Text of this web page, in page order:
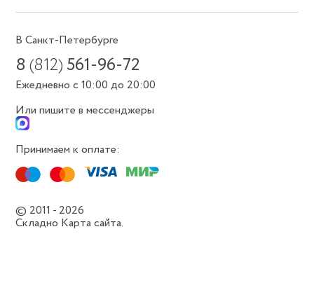
В Санкт-Петербурге
8(812) 561-96-72
Ежедневно с 10:00 до 20:00
Или пишите в мессенджеры
Принимаем к оплате:
© 2011 - 2026
Складно Карта сайта.